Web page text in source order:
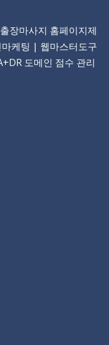
장마사지 홈페이지제
케팅 | 웹마스터도구
도메인 점수 관리